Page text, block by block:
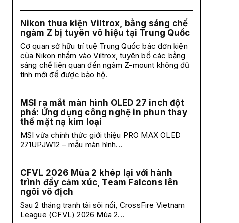
Nikon thua kiện Viltrox, bằng sáng chế
ngàm Z bị tuyên vô hiệu tại Trung Quốc
Cơ quan sở hữu trí tuệ Trung Quốc bác đơn kiện
của Nikon nhắm vào Viltrox, tuyên bố các bằng
sáng chế liên quan đến ngàm Z-mount không đủ
tính mới để được bảo hộ.
MSI ra mắt màn hình OLED 27 inch đột
phá: Ứng dụng công nghệ in phun thay
thế mặt nạ kim loại
MSI vừa chính thức giới thiệu PRO MAX OLED
271UPJW12 – mẫu màn hình...
CFVL 2026 Mùa 2 khép lại với hành
trình đầy cảm xúc, Team Falcons lên
ngôi vô địch
Sau 2 tháng tranh tài sôi nổi, CrossFire Vietnam
League (CFVL) 2026 Mùa 2...